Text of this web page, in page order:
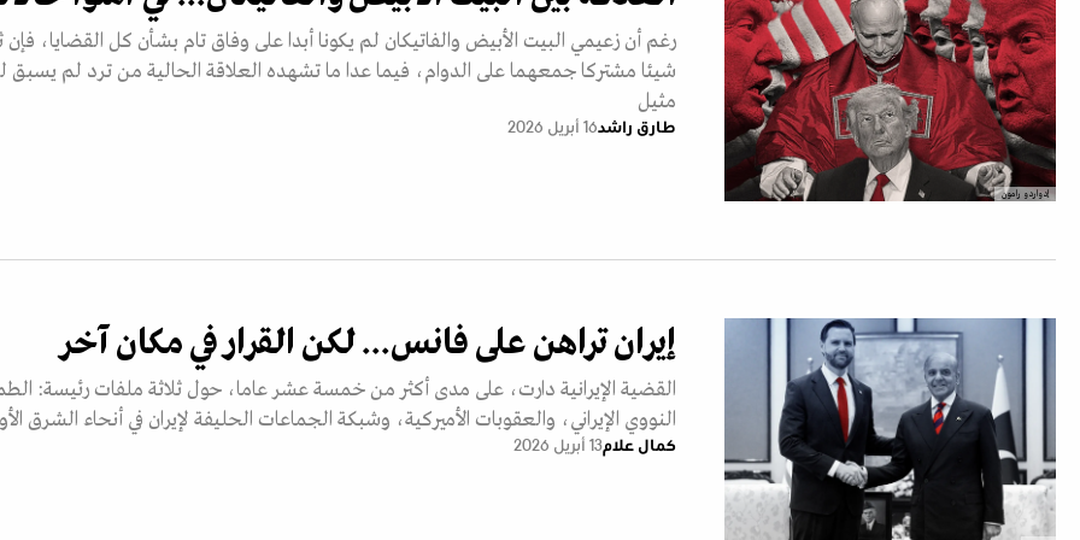
إدواردو رامون
رغم أن زعيمي البيت الأبيض والفاتيكان لم يكونا أبدا على وفاق تام بشأن كل القضايا، فإن
شيئا مشتركا جمعهما على الدوام، فيما عدا ما تشهده العلاقة الحالية من ترد لم يسبق
مثيل
طارق راشد16 أبريل 2026
إيران تراهن على فانس... لكن القرار في مكان آخر
القضية الإيرانية دارت، على مدى أكثر من خمسة عشر عاما، حول ثلاثة ملفات رئيسة:
النووي الإيراني، والعقوبات الأميركية، وشبكة الجماعات الحليفة لإيران في أنحاء الشرق
كمال علام13 أبريل 2026